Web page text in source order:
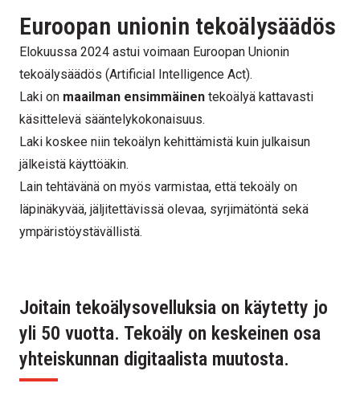
Euroopan unionin tekoälysäädös
Elokuussa 2024 astui voimaan Euroopan Unionin
tekoälysäädös (Artificial Intelligence Act).
Laki on maailman ensimmäinen tekoälyä kattavasti
käsittelevä sääntelykokonaisuus.
Laki koskee niin tekoälyn kehittämistä kuin julkaisun
jälkeistä käyttöäkin.
Lain tehtävänä on myös varmistaa, että tekoäly on
läpinäkyvää, jäljitettävissä olevaa, syrjimätöntä sekä
ympäristöystävällistä.
Joitain tekoälysovelluksia on käytetty jo
yli 50 vuotta. Tekoäly on keskeinen osa
yhteiskunnan digitaalista muutosta.